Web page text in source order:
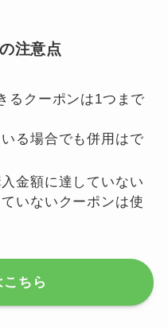
注意点
るクーポンは1つまで
る場合でも併用はで
金額に達していない
いないクーポンは使
ちら